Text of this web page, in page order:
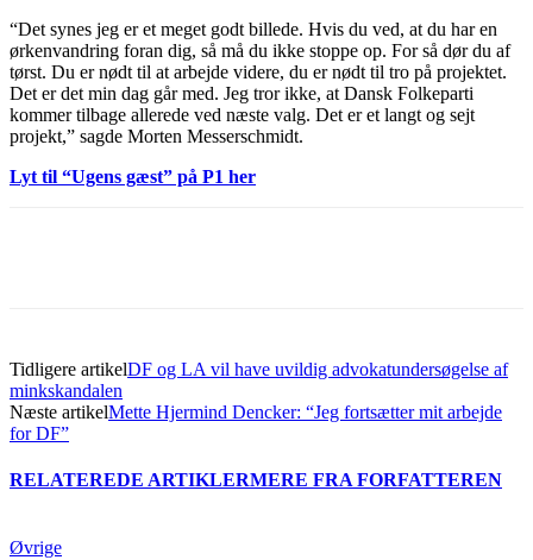
“Det synes jeg er et meget godt billede. Hvis du ved, at du har en
ørkenvandring foran dig, så må du ikke stoppe op. For så dør du af
tørst. Du er nødt til at arbejde videre, du er nødt til tro på projektet.
Det er det min dag går med. Jeg tror ikke, at Dansk Folkeparti
kommer tilbage allerede ved næste valg. Det er et langt og sejt
projekt,” sagde Morten Messerschmidt.
Lyt til “Ugens gæst” på P1 her
Tidligere artikelDF og LA vil have uvildig advokatundersøgelse af
minkskandalen
Næste artikelMette Hjermind Dencker: “Jeg fortsætter mit arbejde
for DF”
RELATEREDE ARTIKLERMERE FRA FORFATTEREN
Øvrige